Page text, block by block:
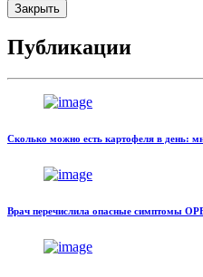
Закрыть
Публикации
Сколько можно есть картофеля в день:
Врач перечислила опасные симптомы